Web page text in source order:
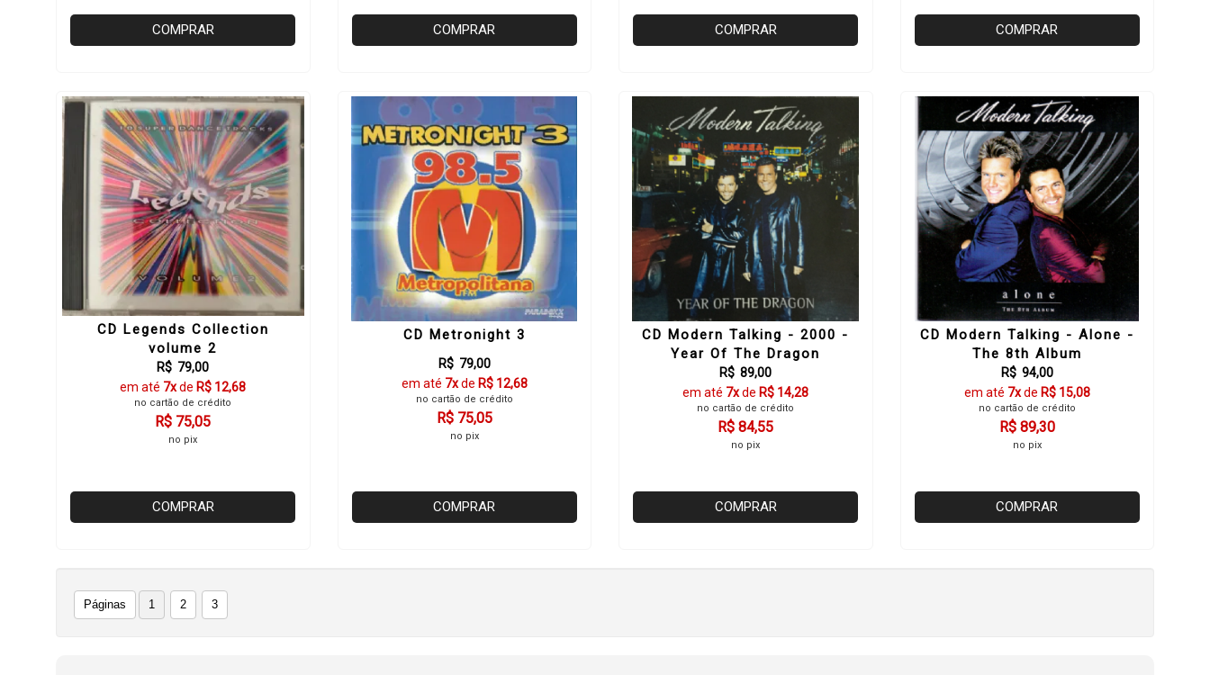
COMPRAR COMPRAR COMPRAR COMPRAR
CD Legends Collection
volume 2
R$ 79,00
em até 7xde R$ 12,68
no cartão de crédito
R$ 75,05
no pix
COMPRAR
CD Metronight 3
R$ 79,00
em até 7xde R$ 12,68
no cartão de crédito
R$ 75,05
no pix
COMPRAR
CD Modern Talking - 2000 -
Year Of The Dragon
R$ 89,00
em até 7xde R$ 14,28
no cartão de crédito
R$ 84,55
no pix
COMPRAR
CD Modern Talking - Alone -
The 8th Album
R$ 94,00
em até 7xde R$ 15,08
no cartão de crédito
R$ 89,30
no pix
COMPRAR
Páginas 1 2 3